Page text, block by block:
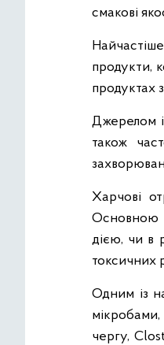
смакові
продукти,
продуктах
Джерелом
також
Харчові
Основною
дією, чи в
токсичних
Одним із
чергу,